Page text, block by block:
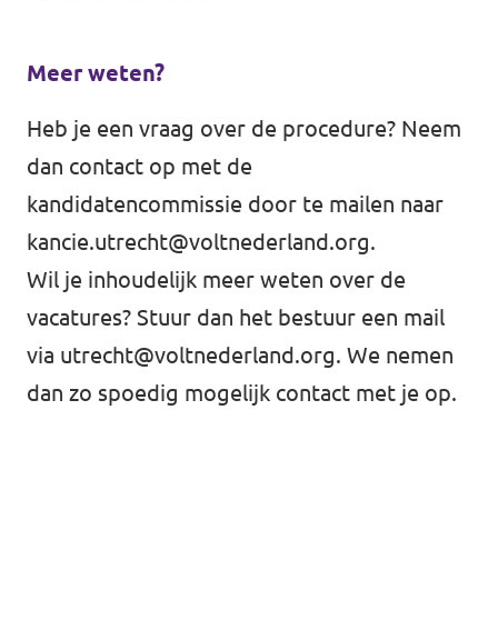
Meer weten?
Heb je een vraag over de procedure? Neem
dan contact op met de
kandidatencommissie door te mailen naar
kancie.utrecht@voltnederland.org.
Wil je inhoudelijk meer weten over de
vacatures? Stuur dan het bestuur een mail
via utrecht@voltnederland.org. We nemen
dan zo spoedig mogelijk contact met je op.